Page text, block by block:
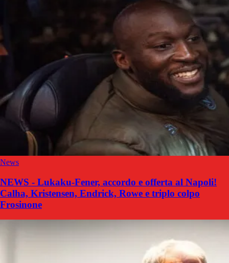
News
NEWS - Lukaku-Fener, accordo e offerta al Napoli!
Calha, Kristensen, Endrick, Rowe e triplo colpo
Frosinone